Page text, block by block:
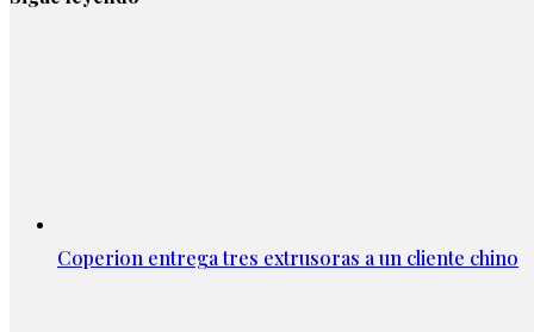
Coperion entrega tres extrusoras a un cliente chino